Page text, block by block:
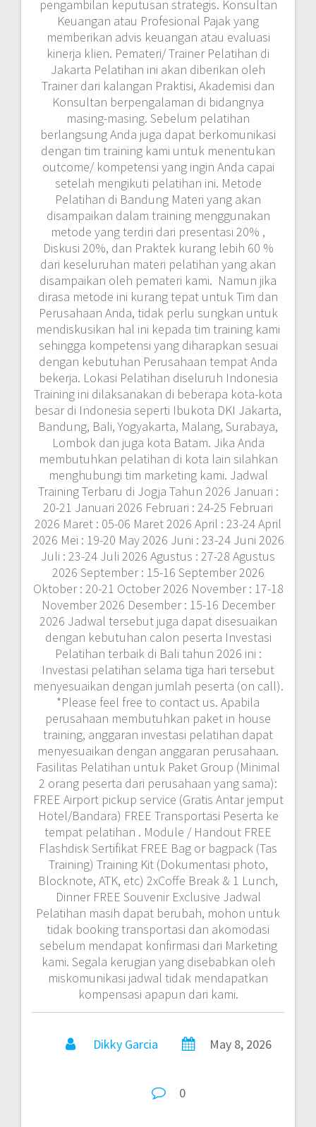
pengambilan keputusan strategis. Konsultan
Keuangan atau Profesional Pajak yang
memberikan advis keuangan atau evaluasi
kinerja klien. Pemateri/ Trainer Pelatihan di
Jakarta Pelatihan ini akan diberikan oleh
Trainer dari kalangan Praktisi, Akademisi dan
Konsultan berpengalaman di bidangnya
masing-masing. Sebelum pelatihan
berlangsung Anda juga dapat berkomunikasi
dengan tim training kami untuk menentukan
outcome/ kompetensi yang ingin Anda capai
setelah mengikuti pelatihan ini. Metode
Pelatihan di Bandung Materi yang akan
disampaikan dalam training menggunakan
metode yang terdiri dari presentasi 20% ,
Diskusi 20%, dan Praktek kurang lebih 60 %
dari keseluruhan materi pelatihan yang akan
disampaikan oleh pemateri kami. Namun jika
dirasa metode ini kurang tepat untuk Tim dan
Perusahaan Anda, tidak perlu sungkan untuk
mendiskusikan hal ini kepada tim training kami
sehingga kompetensi yang diharapkan sesuai
dengan kebutuhan Perusahaan tempat Anda
bekerja. Lokasi Pelatihan diseluruh Indonesia
Training ini dilaksanakan di beberapa kota-kota
besar di Indonesia seperti Ibukota DKI Jakarta,
Bandung, Bali, Yogyakarta, Malang, Surabaya,
Lombok dan juga kota Batam. Jika Anda
membutuhkan pelatihan di kota lain silahkan
menghubungi tim marketing kami. Jadwal
Training Terbaru di Jogja Tahun 2026 Januari :
20-21 Januari 2026 Februari : 24-25 Februari
2026 Maret : 05-06 Maret 2026 April : 23-24 April
2026 Mei : 19-20 May 2026 Juni : 23-24 Juni 2026
Juli : 23-24 Juli 2026 Agustus : 27-28 Agustus
2026 September : 15-16 September 2026
Oktober : 20-21 October 2026 November : 17-18
November 2026 Desember : 15-16 December
2026 Jadwal tersebut juga dapat disesuaikan
dengan kebutuhan calon peserta Investasi
Pelatihan terbaik di Bali tahun 2026 ini :
Investasi pelatihan selama tiga hari tersebut
menyesuaikan dengan jumlah peserta (on call).
*Please feel free to contact us. Apabila
perusahaan membutuhkan paket in house
training, anggaran investasi pelatihan dapat
menyesuaikan dengan anggaran perusahaan.
Fasilitas Pelatihan untuk Paket Group (Minimal
2 orang peserta dari perusahaan yang sama):
FREE Airport pickup service (Gratis Antar jemput
Hotel/Bandara) FREE Transportasi Peserta ke
tempat pelatihan . Module / Handout FREE
Flashdisk Sertifikat FREE Bag or bagpack (Tas
Training) Training Kit (Dokumentasi photo,
Blocknote, ATK, etc) 2xCoffe Break & 1 Lunch,
Dinner FREE Souvenir Exclusive Jadwal
Pelatihan masih dapat berubah, mohon untuk
tidak booking transportasi dan akomodasi
sebelum mendapat konfirmasi dari Marketing
kami. Segala kerugian yang disebabkan oleh
miskomunikasi jadwal tidak mendapatkan
kompensasi apapun dari kami.
Dikky Garcia May 8, 2026
0